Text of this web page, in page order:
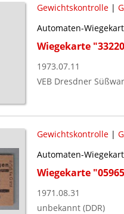
Gewichtskontrolle|
Automaten-
Wiegekarte
1973.07.11
VEB Dresdner
Gewichtskontrolle|
Automaten-
Wiegekarte
1971.08.31
unbekannt (DDR)